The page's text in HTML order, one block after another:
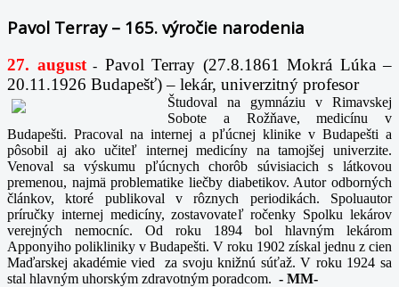
Pavol Terray – 165. výročie narodenia
27. august- Pavol Terray (27.8.1861 Mokrá Lúka –
20.11.1926 Budapešť) – lekár, univerzitný profesor
Študoval na gymnáziu v Rimavskej
Sobote a Rožňave, medicínu v
Budapešti. Pracoval na internej a pľúcnej klinike v Budapešti a
pôsobil aj ako učiteľ internej medicíny na tamojšej univerzite.
Venoval sa výskumu pľúcnych chorôb súvisiacich s látkovou
premenou, najmä problematike liečby diabetikov. Autor odborných
článkov, ktoré publikoval v rôznych periodikách. Spoluautor
príručky internej medicíny, zostavovateľ ročenky Spolku lekárov
verejných nemocníc. Od roku 1894 bol hlavným lekárom
Apponyiho polikliniky v Budapešti. V roku 1902 získal jednu z cien
Maďarskej akadémie vied za svoju knižnú súťaž. V roku 1924 sa
stal hlavným uhorským zdravotným poradcom. - MM-